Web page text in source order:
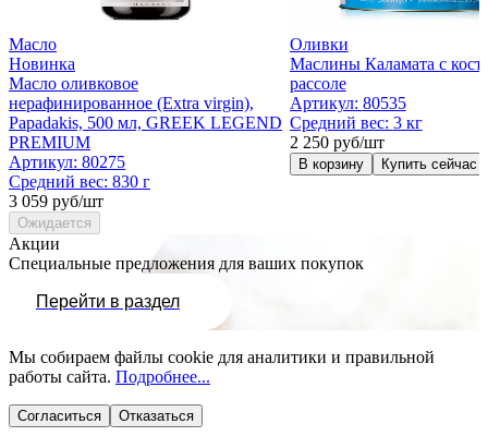
Масло
Новинка
Масло оливковое
нерафинированное (Extra virgin),
Papadakis, 500 мл, GREEK LEGEND
PREMIUM
Артикул: 80275
Средний вес: 830 г
3 059 руб/шт
Ожидается
Оливки
Маслины Каламата с
рассоле
Артикул: 80535
Средний вес: 3 кг
2 250 руб/шт
В корзину Купить сейчас
Акции
Специальные предложения для ваших покупок
Перейти в раздел
Мы собираем файлы cookie для аналитики и правильной
работы сайта. Подробнее...
Согласиться Отказаться